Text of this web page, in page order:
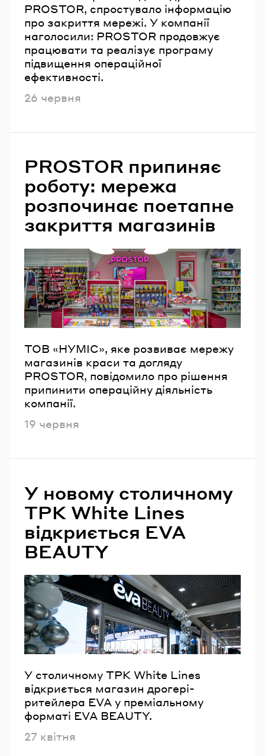
PROSTOR, спростувало інформацію
про закриття мережі. У компанії
наголосили: PROSTOR продовжує
працювати та реалізує програму
підвищення операційної
ефективності.
Опубліковано
26 червня
PROSTOR припиняє
роботу: мережа
розпочинає поетапне
закриття магазинів
ТОВ «НУМІС», яке розвиває мережу
магазинів краси та догляду
PROSTOR, повідомило про рішення
припинити операційну діяльність
компанії.
Опубліковано
19 червня
У новому столичному
ТРК White Lines
відкриється EVA
BEAUTY
У столичному ТРК White Lines
відкриється магазин дрогері-
ритейлера EVA у преміальному
форматі EVA BEAUTY.
Опубліковано
27 квітня